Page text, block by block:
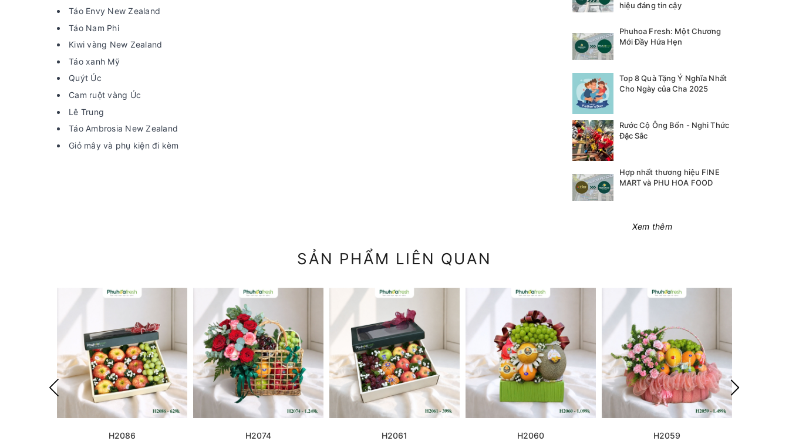
Táo Envy New Zealand
Táo Nam Phi
Kiwi vàng New Zealand
Táo xanh Mỹ
Quýt Úc
Cam ruột vàng Úc
Lê Trung
Táo Ambrosia New Zealand
Giỏ mây và phụ kiện đi kèm
hiệu đáng tin cậy
Phuhoa Fresh: Một Chương
Mới Đầy Hứa Hẹn
Top 8 Quà Tặng Ý Nghĩa Nhất
Cho Ngày của Cha 2025
Rước Cộ Ông Bổn - Nghi Thức
Đặc Sắc
Hợp nhất thương hiệu FINE
MART và PHU HOA FOOD
Xem thêm
SẢN PHẨM LIÊN QUAN
H2086
H2074
H2061
H2060
H2059